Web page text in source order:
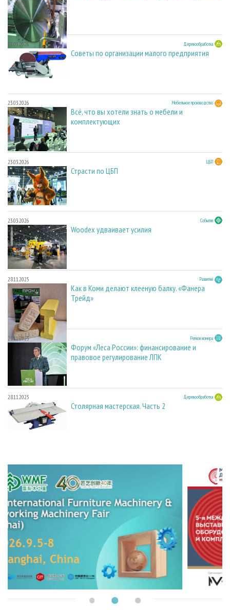
23.03.2026 Деревообработка
Советы по организации малого предприятия
23.03.2026 Мебельное производство
Всё, что вы хотели знать о мебели и
комплектующих
23.03.2026 ЦБП
Страсти по ЦБП
23.03.2026 События
Woodex удваивает усилия
28.11.2025 Развитие
Как в Коми делают клееную балку. «Фанера
Трейд»
28.11.2025 Регион номера
Форум «Леса России»: финансирование и
правовое регулирование ЛПК
28.11.2025 Деревообработка
Столярная мастерская. Часть 2